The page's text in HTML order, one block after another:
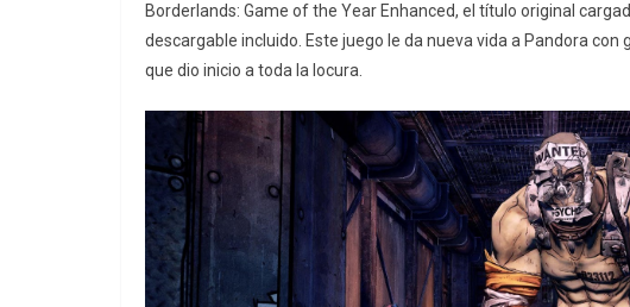
Borderlands: Game of the Year Enhanced, el título original
descargable incluido. Este juego le da nueva vida a Pandora
que dio inicio a toda la locura.